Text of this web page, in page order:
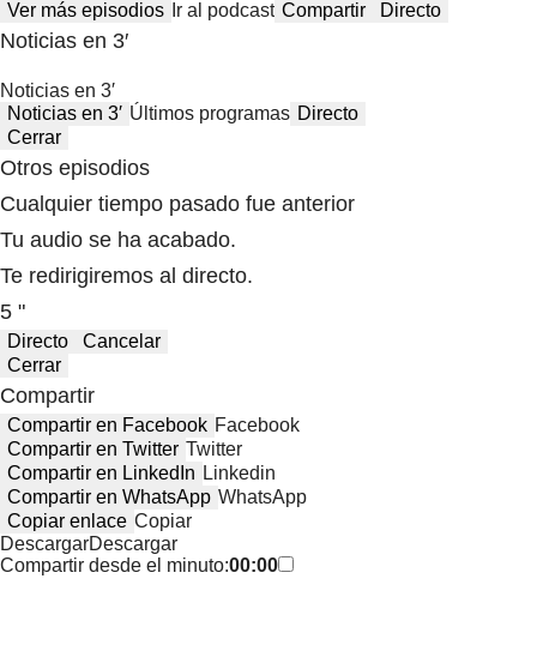
Ver más episodios Ir al podcast Compartir Directo
Noticias en 3′
Noticias en 3′
Noticias en 3′ Últimos programas Directo
Cerrar
Otros episodios
Cualquier tiempo pasado fue anterior
Tu audio se ha acabado.
Te redirigiremos al directo.
5 "
Directo
Cancelar
Cerrar
Compartir
Compartir en Facebook Facebook
Compartir en Twitter Twitter
Compartir en LinkedIn Linkedin
Compartir en WhatsApp WhatsApp
Copiar enlace Copiar
DescargarDescargar
Compartir desde el minuto:00:00